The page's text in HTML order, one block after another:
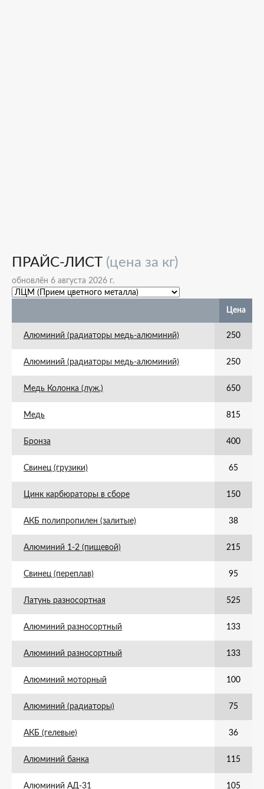
ПРАЙС-ЛИСТ (цена за кг)
обновлён 6 августа 2026 г.
Цена
Алюминий (радиаторы медь-алюминий) 250
Алюминий (радиаторы медь-алюминий) 250
Медь Колонка (луж.) 650
Медь 815
Бронза 400
Свинец (грузики) 65
Цинк карбюраторы в сборе 150
АКБ полипропилен (залитые) 38
Алюминий 1-2 (пищевой) 215
Свинец (переплав) 95
Латунь разносортная 525
Алюминий разносортный 133
Алюминий разносортный 133
Алюминий моторный 100
Алюминий (радиаторы) 75
АКБ (гелевые) 36
Алюминий банка 115
Алюминий АД-31 105